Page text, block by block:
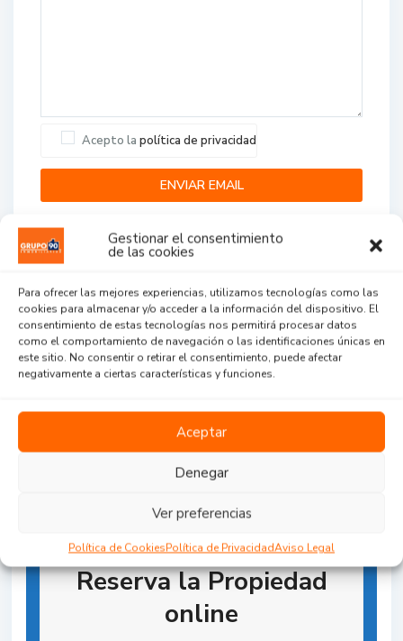
Gestionar el consentimiento
de las cookies
Para ofrecer las mejores experiencias, utilizamos tecnologías como las
cookies para almacenar y/o acceder a la información del dispositivo. El
consentimiento de estas tecnologías nos permitirá procesar datos
como el comportamiento de navegación o las identificaciones únicas en
este sitio. No consentir o retirar el consentimiento, puede afectar
negativamente a ciertas características y funciones.
Aceptar
Denegar
Ver preferencias
Política de CookiesPolítica de PrivacidadAviso Legal
Acepto la política de privacidad
Agent Reviews
...
Reserva la Propiedad
online